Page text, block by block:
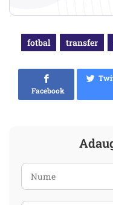
fotbal transfer
Facebook